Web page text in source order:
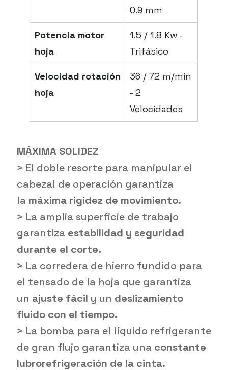
0.9 mm
Potencia motor
hoja
1.5 / 1.8 Kw -
Trifásico
Velocidad rotación
hoja
36 / 72 m/min
- 2
Velocidades
MÁXIMA SOLIDEZ
> El doble resorte para manipular el
cabezal de operación garantiza
la máxima rigidez de movimiento.
> La amplia superficie de trabajo
garantiza estabilidad y seguridad
durante el corte.
> La corredera de hierro fundido para
el tensado de la hoja que garantiza
un ajuste fácil y un deslizamiento
fluido con el tiempo.
> La bomba para el líquido refrigerante
de gran flujo garantiza una constante
lubrorefrigeración de la cinta.